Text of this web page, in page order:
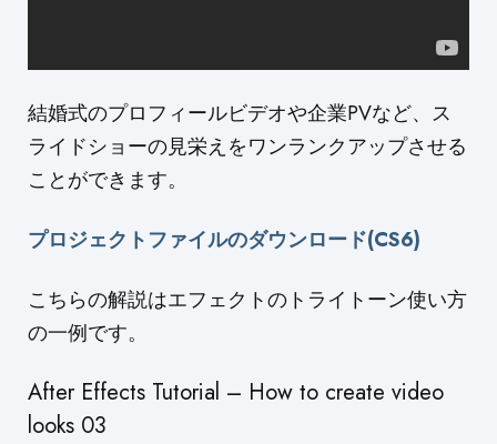
結婚式のプロフィールビデオや企業PVなど、ス
ライドショーの見栄えをワンランクアップさせる
ことができます。
プロジェクトファイルのダウンロード(CS6)
こちらの解説はエフェクトのトライトーン使い方
の一例です。
After Effects Tutorial – How to create video
looks 03